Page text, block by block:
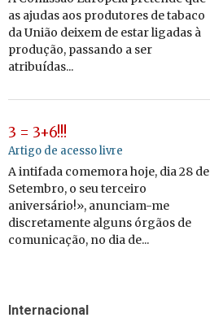
as ajudas aos produtores de tabaco
da União deixem de estar ligadas à
produção, passando a ser
atribuídas...
3 = 3+6!!!
Artigo de acesso livre
A intifada comemora hoje, dia 28 de
Setembro, o seu terceiro
aniversário!», anunciam-me
discretamente alguns órgãos de
comunicação, no dia de...
Internacional